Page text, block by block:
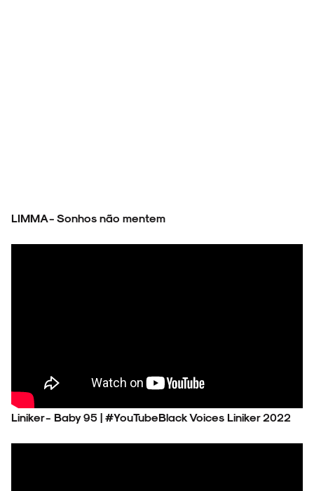
LIMMA - Sonhos não mentem
Liniker - Baby 95 | #YouTubeBlack Voices Liniker 2022